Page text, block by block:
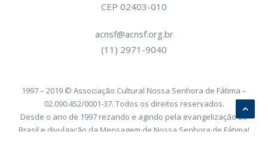
CEP 02403-010
acnsf@acnsf.org.br
(11) 2971-9040
1997 – 2019 © Associação Cultural Nossa Senhora de Fátima –
02.090.452/0001-37. Todos os direitos reservados.
Desde o ano de 1997 rezando e agindo pela evangelização do
Brasil e divulgação da Mensagem de Nossa Senhora de Fátima!